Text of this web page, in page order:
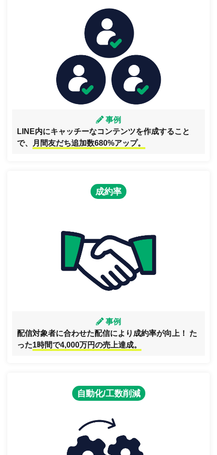
事例
LINE内にキャッチーなコンテンツを作成すること
で、
月間友だち追加数680%アップ。
成約率
事例
配信対象者に合わせた配信により成約率が向上！ た
った1時間で4,000万円の売上達成。
自動化/工数削減